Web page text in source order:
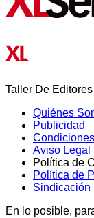
Taller De
Quiénes
Publicidad
Aviso Legal
Política de
Política de
Sindicación
En lo posible,